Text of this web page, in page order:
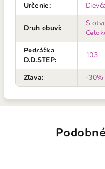
Určenie:
Druh obuvi:
S
Podrážka
D.D.STEP:
103
Zľava: -30%